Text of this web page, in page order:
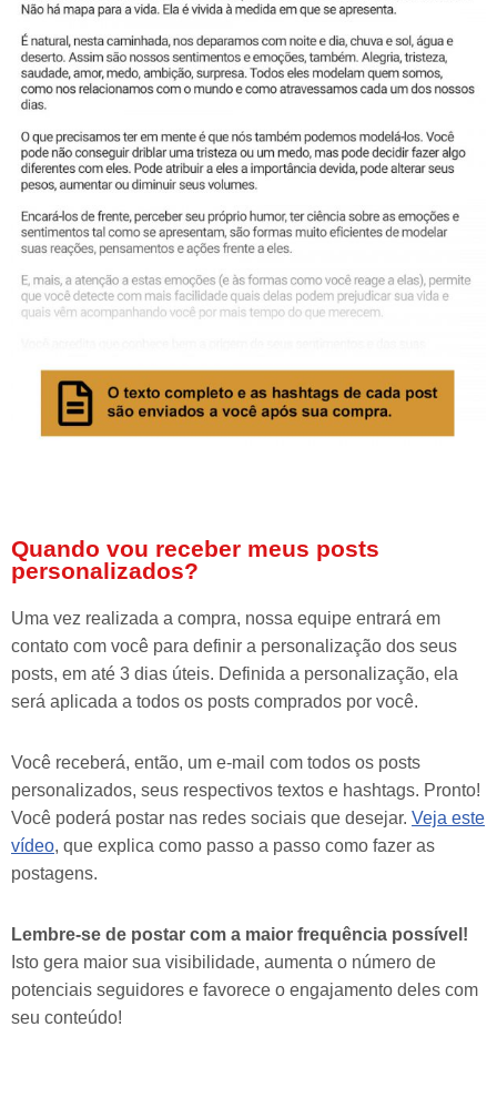
Quando vou receber meus posts
personalizados?
Uma vez realizada a compra, nossa equipe entrará em
contato com você para definir a personalização dos seus
posts, em até 3 dias úteis. Definida a personalização, ela
será aplicada a todos os posts comprados por você.
Você receberá, então, um e-mail com todos os posts
personalizados, seus respectivos textos e hashtags. Pronto!
Você poderá postar nas redes sociais que desejar. Veja este
vídeo, que explica como passo a passo como fazer as
postagens.
Lembre-se de postar com a maior frequência possível!
Isto gera maior sua visibilidade, aumenta o número de
potenciais seguidores e favorece o engajamento deles com
seu conteúdo!